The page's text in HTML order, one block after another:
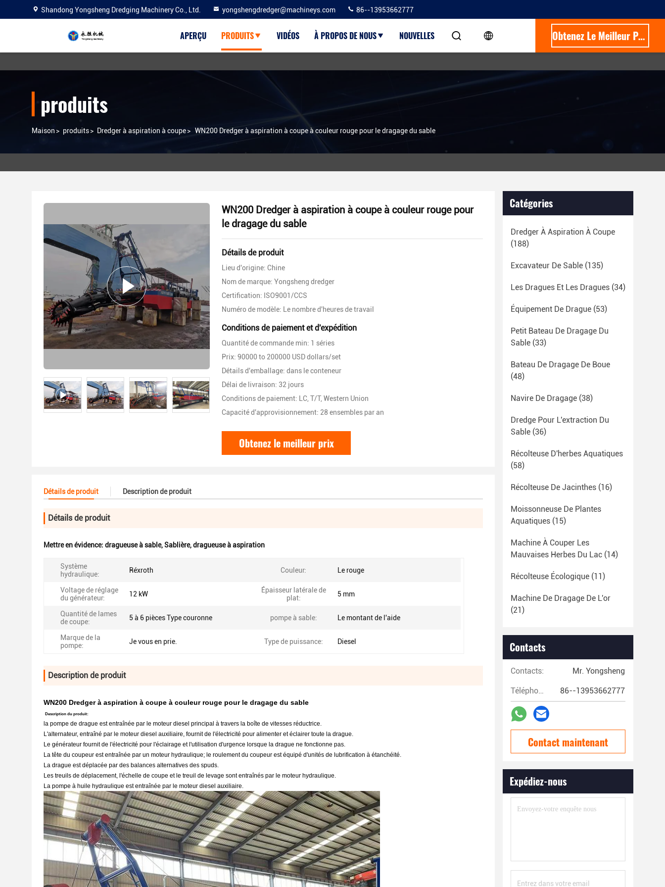
Shandong Yongsheng Dredging Machinery Co., Ltd. yongshengdredger@machineys.com 86--13953662777
APERÇU PRODUITS VIDÉOS À PROPOS DE NOUS NOUVELLES Obtenez Le Meilleur Prix
produits
Maison > produits> Dredger à aspiration à coupe> WN200 Dredger à aspiration à coupe à couleur rouge pour le dragage du sable
WN200 Dredger à aspiration à coupe à couleur rouge pour
le dragage du sable
Détails de produit
Lieu d'origine: Chine
Nom de marque: Yongsheng dredger
Certification: ISO9001/CCS
Numéro de modèle: Le nombre d'heures de travail
Conditions de paiement et d'expédition
Quantité de commande min: 1 séries
Prix: 90000 to 200000 USD dollars/set
Détails d'emballage: dans le conteneur
Délai de livraison: 32 jours
Conditions de paiement: LC, T/T, Western Union
Capacité d'approvisionnement: 28 ensembles par an
Obtenez le meilleur prix
Détails de produit Description de produit
Détails de produit
Mettre en évidence: dragueuse à sable,Sablière,dragueuse à aspiration
Système
hydraulique:
Réxroth Couleur: Le rouge
Voltage de réglage
du générateur:
12 kW
Épaisseur latérale de
plat:
5 mm
Quantité de lames
de coupe:
5 à 6 pièces Type couronne pompe à sable: Le montant de l'aide
Marque de la
pompe:
Je vous en prie. Type de puissance: Diesel
Description de produit
WN200 Dredger à aspiration à coupe à couleur rouge pour le dragage du sable
Description du produit:
la pompe de drague est entraînée par le moteur diesel principal à travers la boîte de vitesses réductrice.
L'alternateur, entraîné par le moteur diesel auxiliaire, fournit de l'électricité pour alimenter et éclairer toute la drague.
Le générateur fournit de l'électricité pour l'éclairage et l'utilisation d'urgence lorsque la drague ne fonctionne pas.
La tête du coupeur est entraînée par un moteur hydraulique; le roulement du coupeur est équipé d'unités de lubrification à étanchéité.
La drague est déplacée par des balances alternatives des spuds.
Les treuils de déplacement, l'échelle de coupe et le treuil de levage sont entraînés par le moteur hydraulique.
La pompe à huile hydraulique est entraînée par le moteur diesel auxiliaire.
Catégories
Dredger À Aspiration À Coupe
(188)
Excavateur De Sable (135)
Les Dragues Et Les Dragues (34)
Équipement De Drague (53)
Petit Bateau De Dragage Du
Sable (33)
Bateau De Dragage De Boue
(48)
Navire De Dragage (38)
Dredge Pour L'extraction Du
Sable (36)
Récolteuse D'herbes Aquatiques
(58)
Récolteuse De Jacinthes (16)
Moissonneuse De Plantes
Aquatiques (15)
Machine À Couper Les
Mauvaises Herbes Du Lac (14)
Récolteuse Écologique (11)
Machine De Dragage De L'or
(21)
Contacts
Contacts: Mr. Yongsheng
Téléphone: 86--13953662777
Contact maintenant
Expédiez-nous